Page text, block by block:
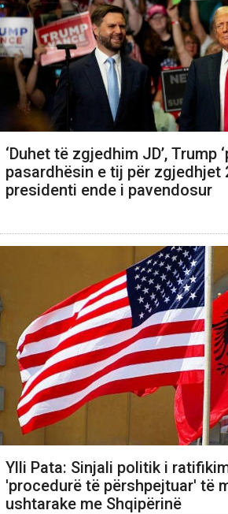
‘Duhet të zgjedhim JD’, Trump
pasardhësin e tij për zgjedhjet
presidenti ende i pavendosur
Ylli Pata: Sinjali politik i
'procedurë të përshpejtuar' të
ushtarake me Shqipërinë